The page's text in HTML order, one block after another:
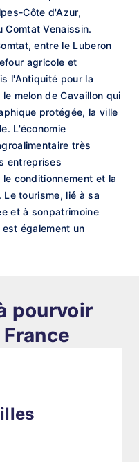
Côte d'Azur,
Comtat Venaissin.
entre le Luberon
agricole et
l'Antiquité pour la
melon de Cavaillon qui
protégée, la ville
L'économie
très
entreprises
conditionnement et la
tourisme, lié à sa
et à sonpatrimoine
également un
pourvoir